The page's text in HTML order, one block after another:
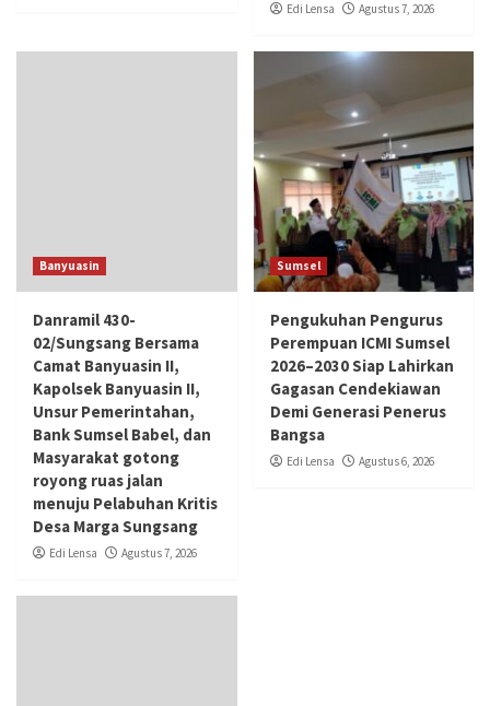
Edi Lensa Agustus 7, 2026
Banyuasin
Danramil 430-
02/Sungsang Bersama
Camat Banyuasin II,
Kapolsek Banyuasin II,
Unsur Pemerintahan,
Bank Sumsel Babel, dan
Masyarakat gotong
royong ruas jalan
menuju Pelabuhan Kritis
Desa Marga Sungsang
Edi Lensa Agustus 7, 2026
Sumsel
Pengukuhan Pengurus
Perempuan ICMI Sumsel
2026–2030 Siap Lahirkan
Gagasan Cendekiawan
Demi Generasi Penerus
Bangsa
Edi Lensa Agustus 6, 2026